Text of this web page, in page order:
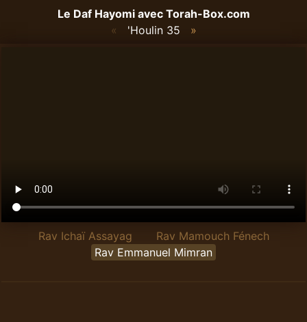
Le Daf Hayomi avec Torah-Box.com
« 'Houlin 35 »
Rav Ichaï Assayag
Rav Mamouch Fénech
Rav Emmanuel Mimran